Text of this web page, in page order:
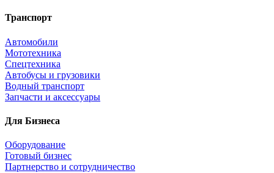
Транспорт
Автомобили
Мототехника
Спецтехника
Автобусы и грузовики
Водный транспорт
Запчасти и аксессуары
Для Бизнеса
Оборудование
Готовый бизнес
Партнерство и сотрудничество